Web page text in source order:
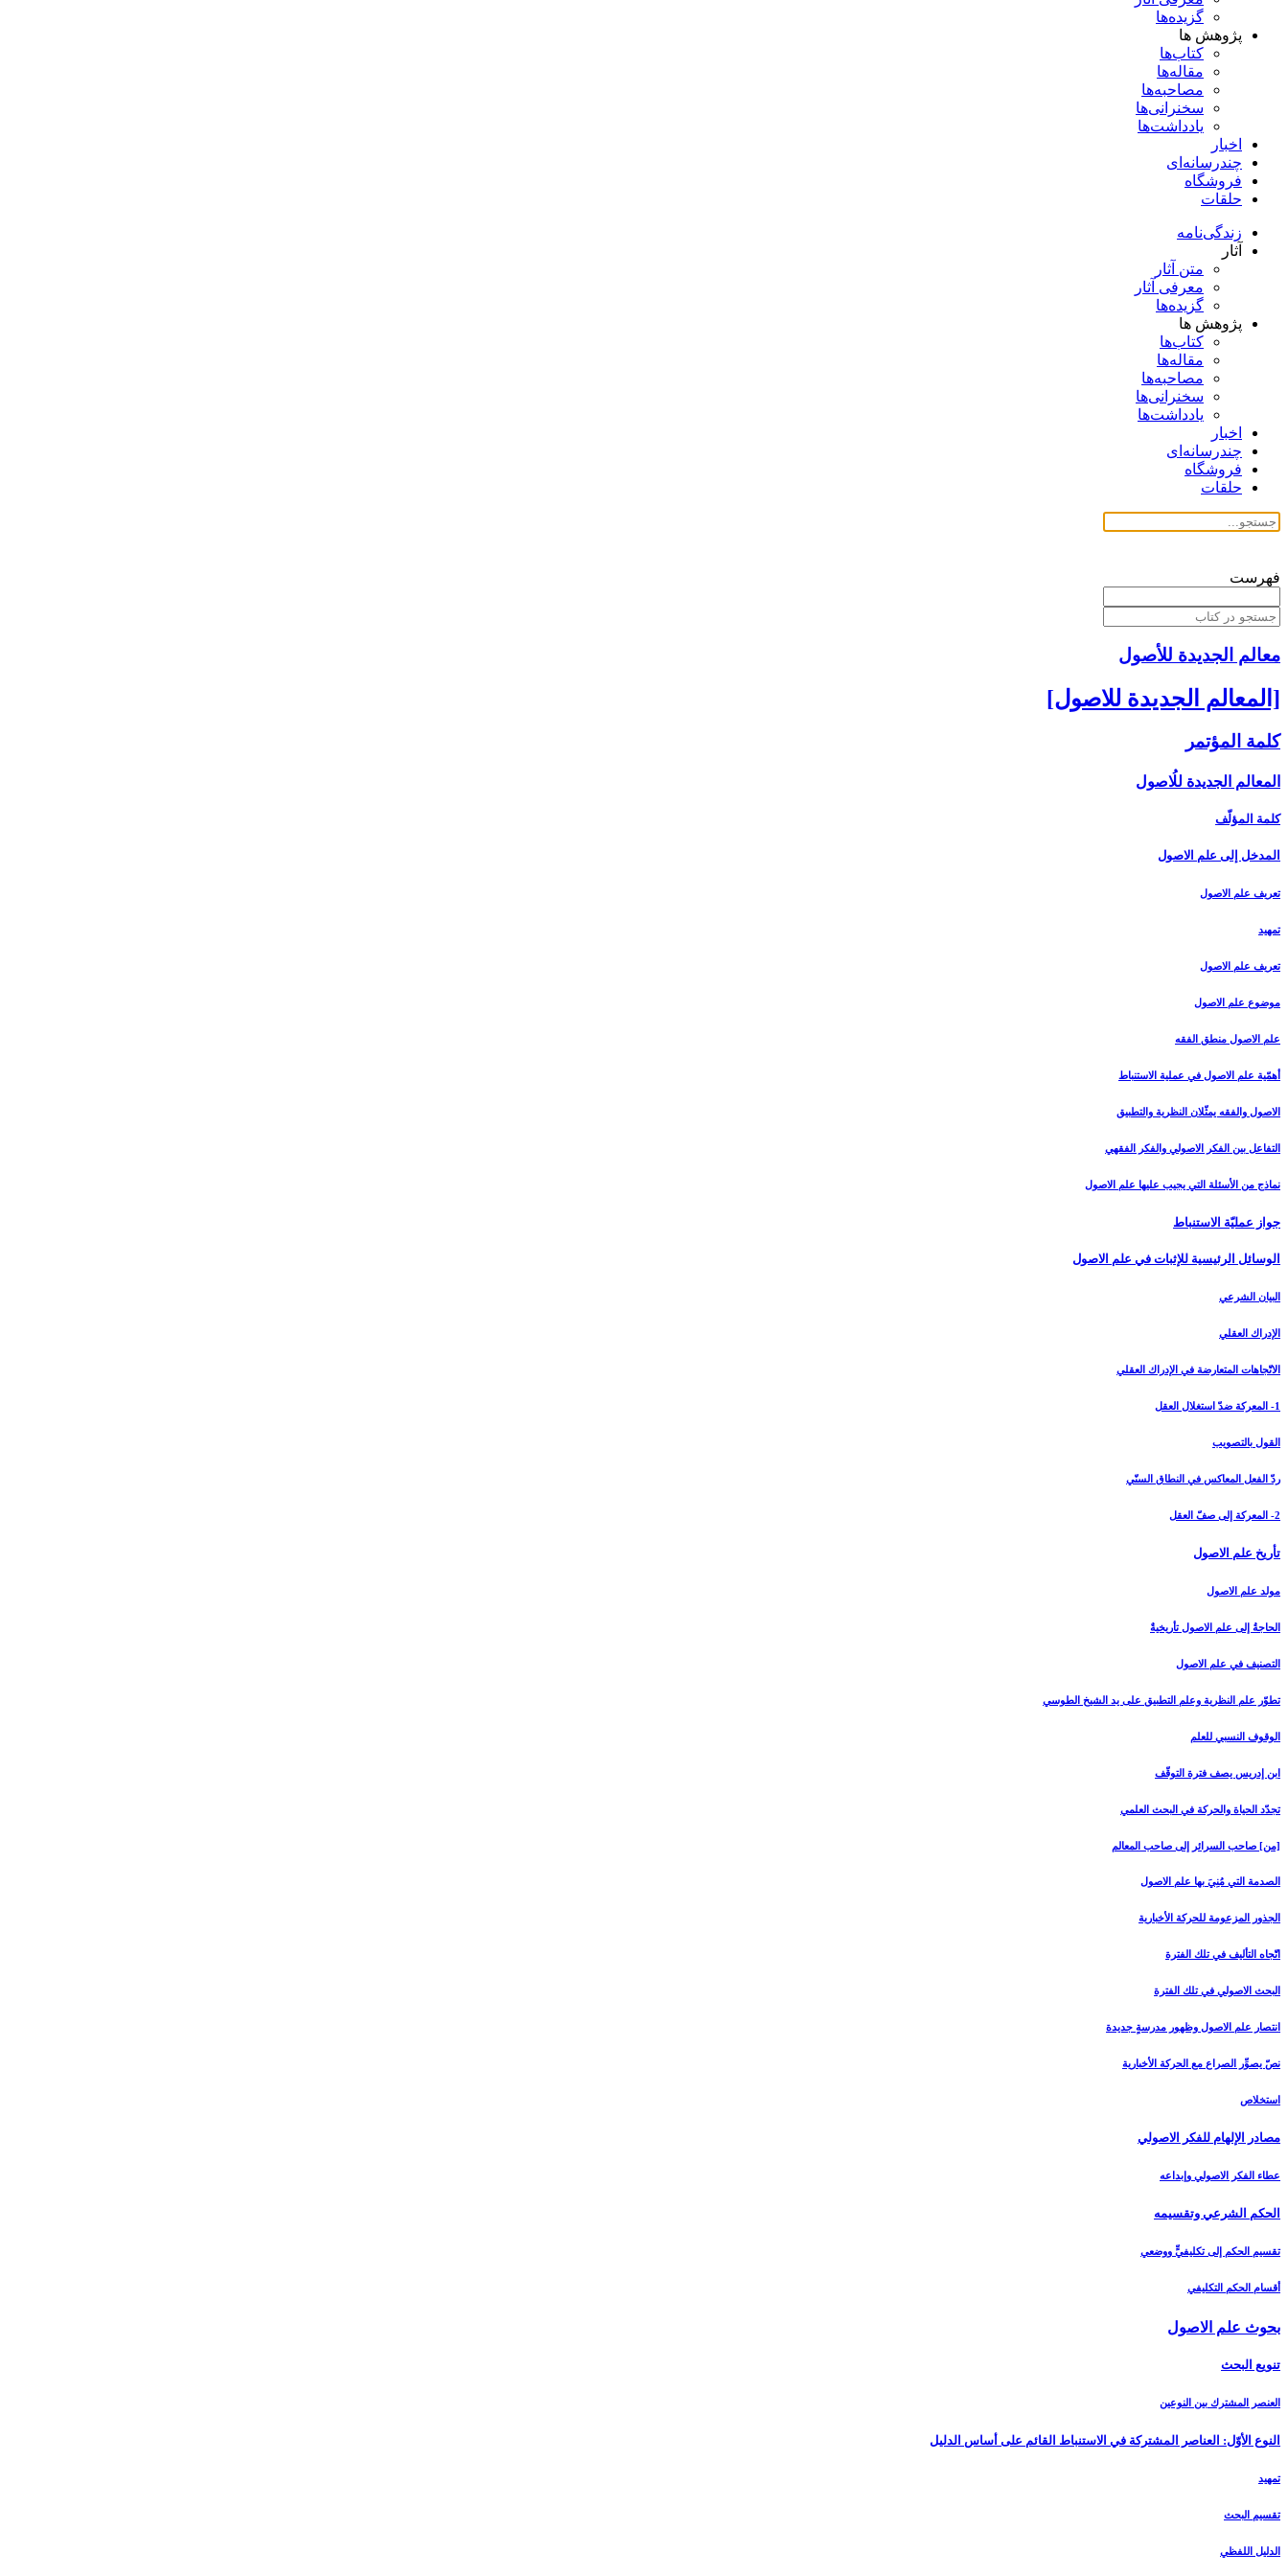
گزیده‌ها
پژوهش ها
کتاب‌ها
مقاله‌ها
مصاحبه‌ها
سخنرانی‌ها
یادداشت‌ها
اخبار
چندرسانه‌ای
فروشگاه
حلقات
زندگی‌نامه
آثار
متن آثار
معرفی آثار
گزیده‌ها
پژوهش ها
کتاب‌ها
مقاله‌ها
مصاحبه‌ها
سخنرانی‌ها
یادداشت‌ها
اخبار
چندرسانه‌ای
فروشگاه
حلقات
فهرست
معالم الجدیدة للأصول
[المعالم الجديدة للاصول‏]
كلمة المؤتمر
المعالم الجديدة للُاصول‏
كلمة المؤلّف
المدخل ‏إلى علم الاصول‏
تعريف علم الاصول‏
تمهيد
تعريف علم الاصول
موضوع علم الاصول
علم الاصول منطق الفقه
أهمّية علم الاصول في عملية الاستنباط
الاصول والفقه يمثّلان النظرية والتطبيق
التفاعل بين الفكر الاصولي والفكر الفقهي
نماذج من الأسئلة التي يجيب عليها علم الاصول
جواز عمليّة الاستنباط
الوسائل الرئيسية للإثبات في علم الاصول
البيان الشرعي‏
الإدراك العقلي‏
الاتّجاهات المتعارضة في الإدراك العقلي
1- المعركة ضدّ استغلال العقل
القول بالتصويب
ردّ الفعل المعاكس في النطاق السنّي
2- المعركة إلى صفّ العقل
تأريخ علم الاصول‏
مولد علم الاصول
الحاجةُ إلى علم الاصول تأريخيةٌ
التصنيف في علم الاصول
تطوّر علم النظرية وعلم التطبيق على يد الشيخ الطوسي
الوقوف النسبي للعلم
ابن إدريس يصف فترة التوقّف
تجدّد الحياة والحركة في البحث العلمي
[من‏] صاحب السرائر إلى صاحب المعالم
الصدمة التي مُنِيَ بها علم الاصول
الجذور المزعومة للحركة الأخبارية
اتّجاه التأليف في تلك الفترة
البحث الاصولي في تلك الفترة
انتصار علم الاصول وظهور مدرسةٍ جديدة
نصّ يصوِّر الصراع مع الحركة الأخبارية
استخلاص
مصادر الإلهام للفكر الاصولي‏
عطاء الفكر الاصولي وإبداعه
الحكم الشرعي وتقسيمه‏
تقسيم الحكم إلى تكليفيٍّ ووضعي
أقسام الحكم التكليفي
بحوث علم الاصول‏
تنويع البحث‏
العنصر المشترك بين النوعين
النوع الأوّل: العناصر المشتركة في الاستنباط القائم على أساس الدليل‏
تمهيد
تقسيم البحث
الدليل اللفظي‏